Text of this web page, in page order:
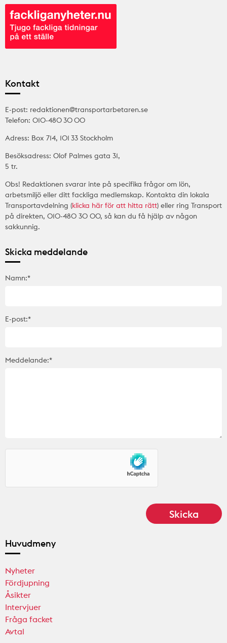
Kontakt
E-post: redaktionen@transportarbetaren.se
Telefon: 010-480 30 00
Adress: Box 714, 101 33 Stockholm
Besöksadress: Olof Palmes gata 31,
5 tr.
Obs! Redaktionen svarar inte på specifika frågor om lön,
arbetsmiljö eller ditt fackliga medlemskap. Kontakta din lokala
Transportavdelning (klicka här för att hitta rätt) eller ring Transport
på direkten, 010-480 30 00, så kan du få hjälp av någon
sakkunnig.
Skicka meddelande
Namn:*
E-post:*
Meddelande:*
Huvudmeny
Nyheter
Fördjupning
Åsikter
Intervjuer
Fråga facket
Avtal